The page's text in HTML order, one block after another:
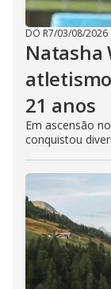
DO R7/03/08/2026
Natasha
21 anos
Em ascensão
conquistou